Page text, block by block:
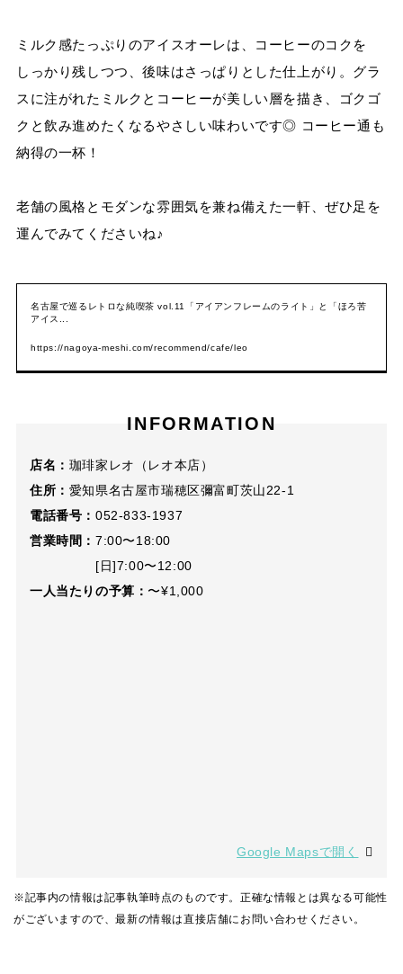
ミルク感たっぷりのアイスオーレは、コーヒーのコクを
しっかり残しつつ、後味はさっぱりとした仕上がり。グラ
スに注がれたミルクとコーヒーが美しい層を描き、ゴクゴ
クと飲み進めたくなるやさしい味わいです◎ コーヒー通も
納得の一杯！
老舗の風格とモダンな雰囲気を兼ね備えた一軒、ぜひ足を
運んでみてくださいね♪
名古屋で巡るレトロな純喫茶 vol.11「アイアンフレームのライト」と「ほろ苦
アイス...
https://nagoya-meshi.com/recommend/cafe/leo
INFORMATION
店名： 珈琲家レオ（レオ本店）
住所： 愛知県名古屋市瑞穂区彌富町茨山22-1
電話番号： 052-833-1937
営業時間： 7:00〜18:00
[日]7:00〜12:00
一人当たりの予算： 〜¥1,000
Google Mapsで開く
※記事内の情報は記事執筆時点のものです。正確な情報とは異なる可能性
がございますので、最新の情報は直接店舗にお問い合わせください。